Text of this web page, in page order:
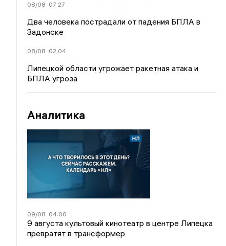
08/08 07:27
Два человека пострадали от падения БПЛА в
Задонске
08/08 02:04
Липецкой области угрожает ракетная атака и
БПЛА угроза
Аналитика
09/08 04:00
9 августа культовый кинотеатр в центре Липецка
превратят в трансформер